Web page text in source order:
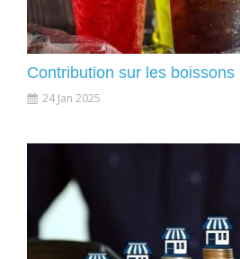
Contribution sur les
24 Jan 2025